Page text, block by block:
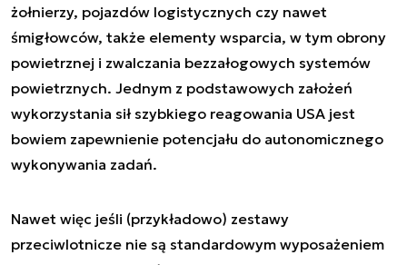
żołnierzy, pojazdów logistycznych czy nawet
śmigłowców, także elementy wsparcia, w tym obrony
powietrznej i zwalczania bezzałogowych systemów
powietrznych. Jednym z podstawowych założeń
wykorzystania sił szybkiego reagowania USA jest
bowiem zapewnienie potencjału do autonomicznego
wykonywania zadań.
Nawet więc jeśli (przykładowo) zestawy
przeciwlotnicze nie są standardowym wyposażeniem